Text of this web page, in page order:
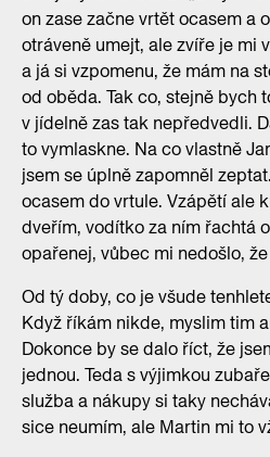
on zase začne vrtět ocasem a
otráveně umejt, ale zvíře je mi
a já si vzpomenu, že mám na
od oběda. Tak co, stejně bych
v jídelně zas tak nepředvedli.
to vymlaskne. Na co vlastně
jsem se úplně zapomněl
ocasem do vrtule. Vzápětí ale
dveřím, vodítko za ním řachtá
opařenej, vůbec mi nedošlo,
Od tý doby, co je všude
Když říkám nikde, myslim tim
Dokonce by se dalo říct, že
jednou. Teda s výjimkou
služba a nákupy si taky
sice neumím, ale Martin mi to